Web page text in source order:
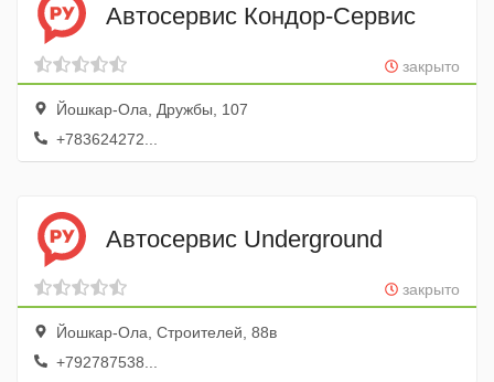
Автосервис Кондор-Сервис
закрыто
Йошкар-Ола, Дружбы, 107
+783624272...
Автосервис Underground
закрыто
Йошкар-Ола, Строителей, 88в
+792787538...